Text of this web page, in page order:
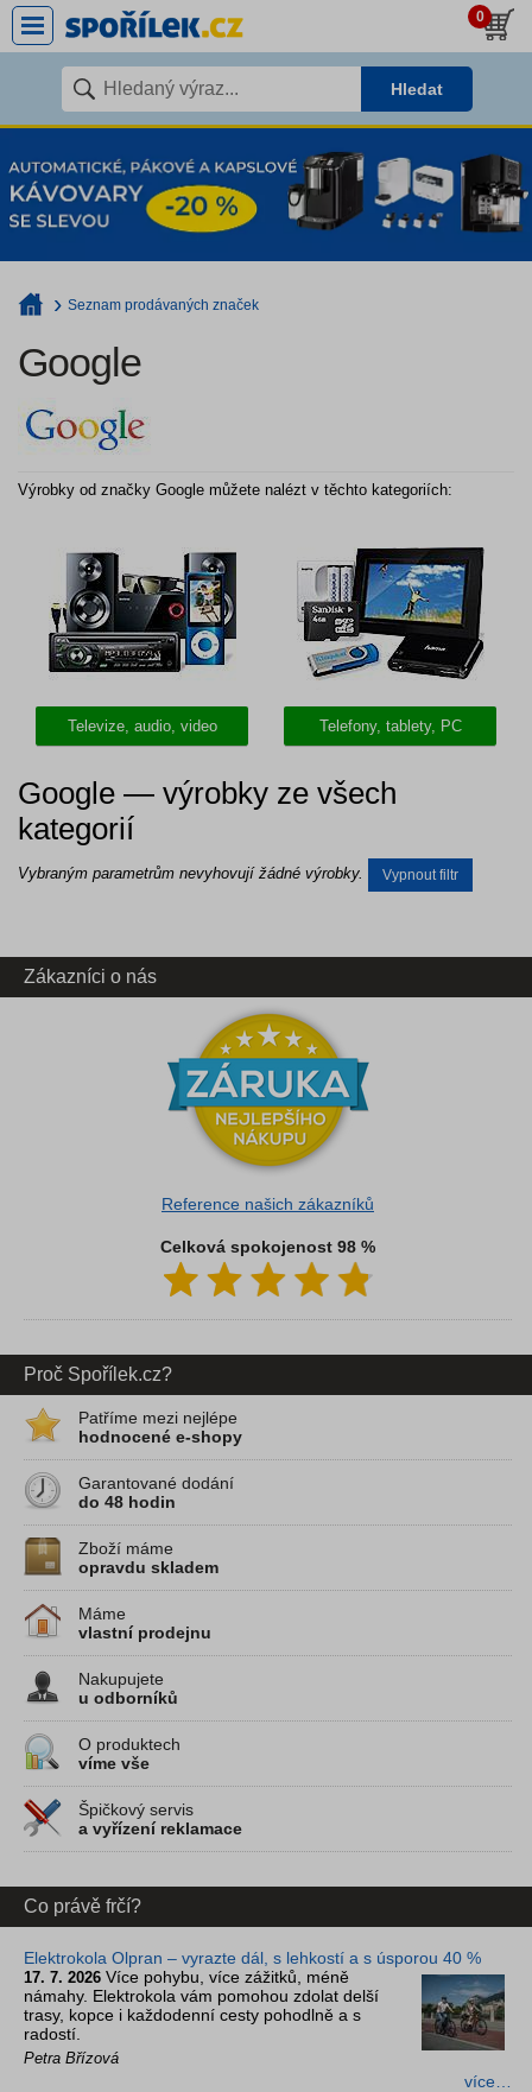
0
Hledat
Seznam prodávaných značek
Google
Výrobky od značky Google můžete nalézt v těchto kategoriích:
Televize, audio, video Telefony, tablety, PC
Google — výrobky ze všech
kategorií
Vybraným parametrům nevyhovují žádné výrobky. Vypnout filtr
Zákazníci o nás
Reference našich zákazníků
Celková spokojenost 98 %
Proč Spořílek.cz?
Patříme mezi nejlépe
hodnocené e-shopy
Garantované dodání
do 48 hodin
Zboží máme
opravdu skladem
Máme
vlastní prodejnu
Nakupujete
u odborníků
O produktech
víme vše
Špičkový servis
a vyřízení reklamace
Co právě frčí?
Elektrokola Olpran – vyrazte dál, s lehkostí a s úsporou 40 %
17. 7. 2026 Více pohybu, více zážitků, méně
námahy. Elektrokola vám pomohou zdolat delší
trasy, kopce i každodenní cesty pohodlně a s
radostí.
Petra Břízová
více…